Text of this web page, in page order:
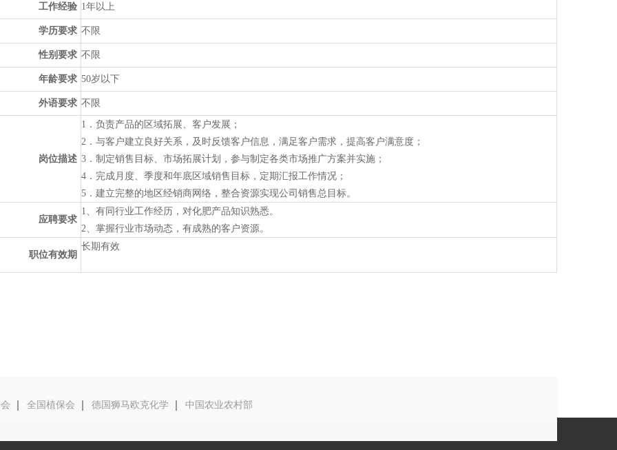
工作经验 1年以上
学历要求 不限
性别要求 不限
年龄要求 50岁以下
外语要求 不限
岗位描述
1．负责产品的区域拓展、客户发展；
2．与客户建立良好关系，及时反馈客户信息，满足客户需求，提高客户满意度；
3．制定销售目标、市场拓展计划，参与制定各类市场推广方案并实施；
4．完成月度、季度和年底区域销售目标，定期汇报工作情况；
5．建立完整的地区经销商网络，整合资源实现公司销售总目标。
应聘要求
1、有同行业工作经历，对化肥产品知识熟悉。
2、掌握行业市场动态，有成熟的客户资源。
职位有效期
长期有效
全国植保会 德国狮马欧克化学 中国农业农村部